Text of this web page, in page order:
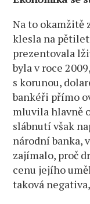
Na to okamžitě
klesla na
prezentovala
byla v roce
s korunou,
bankéři přímo
mluvila hlavně
slábnutí však
národní banka,
zajímalo, proč
cenu jejího
taková